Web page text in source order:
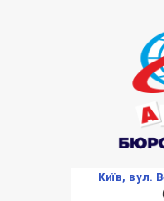
Київ, вул.